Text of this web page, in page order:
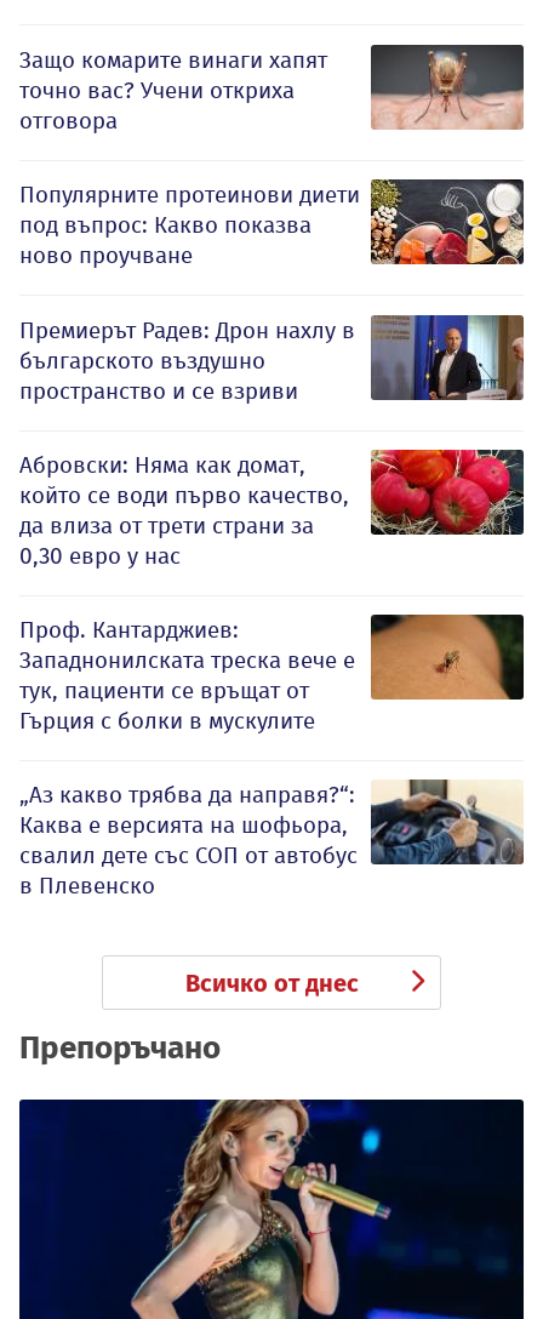
Защо комарите винаги хапят
точно вас? Учени откриха
отговора
Популярните протеинови диети
под въпрос: Какво показва
ново проучване
Премиерът Радев: Дрон нахлу в
българското въздушно
пространство и се взриви
Абровски: Няма как домат,
който се води първо качество,
да влиза от трети страни за
0,30 евро у нас
Проф. Кантарджиев:
Западнонилската треска вече е
тук, пациенти се връщат от
Гърция с болки в мускулите
„Аз какво трябва да направя?“:
Каква е версията на шофьора,
свалил дете със СОП от автобус
в Плевенско
Всичко от днес
Препоръчано